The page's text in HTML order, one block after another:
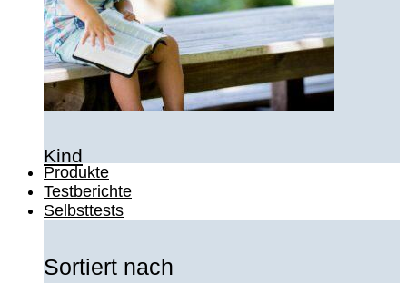
Kind
Produkte
Testberichte
Selbsttests
Sortiert nach